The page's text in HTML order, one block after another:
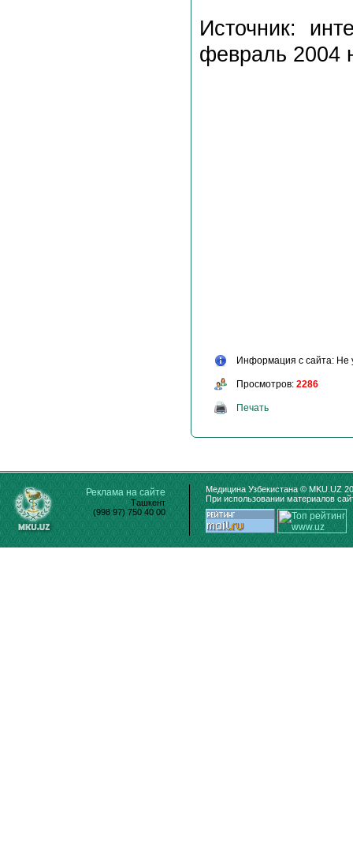
Источник:
февраль 2004
Информация с сайта: Не
Просмотров: 2286
Печать
Реклама на сайте
Ташкент
(998 97) 750 40 00
Медицина Узбекистана © MKU.UZ
При использовании материалов